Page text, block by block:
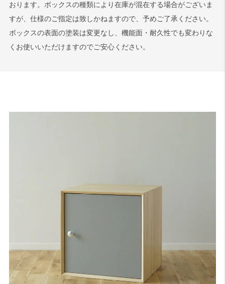
おります。ボックスの種類により在庫が混在する場合がございま
すが、仕様のご指定は致しかねますので、予めご了承ください。
ボックスの表面の塗装は変更なし、機能面・耐久性でも変わりな
くお使いいただけますのでご安心ください。